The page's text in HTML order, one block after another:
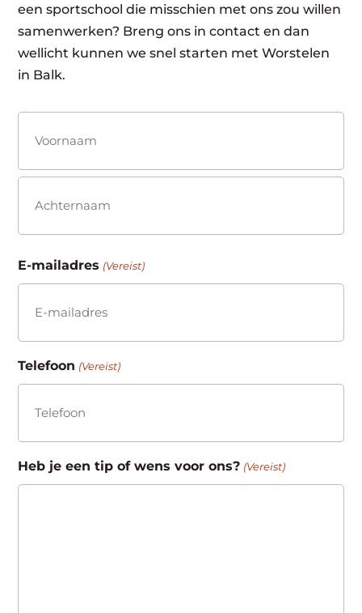
een sportschool die misschien met ons zou willen
samenwerken? Breng ons in contact en dan
wellicht kunnen we snel starten met Worstelen
in Balk.
(Vereist)
Voornaam
E-mailadres (Vereist)
Telefoon (Vereist)
Heb je een tip of wens voor ons? (Vereist)